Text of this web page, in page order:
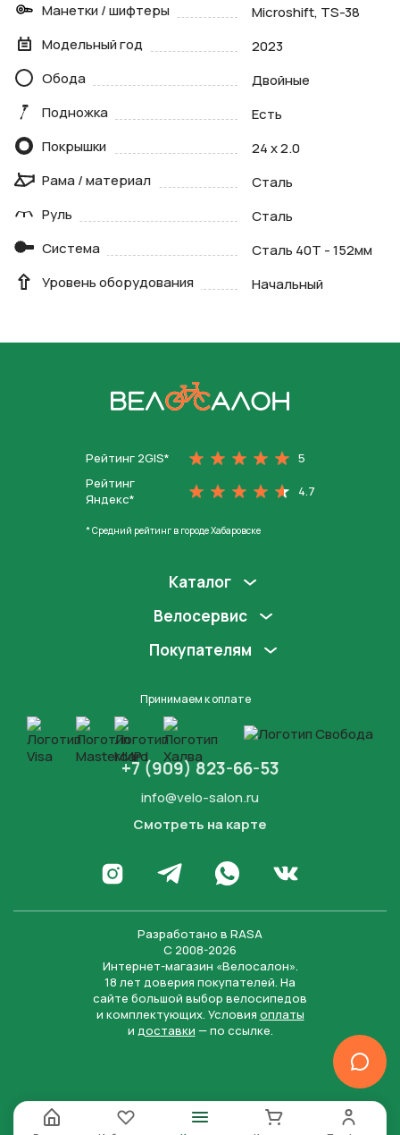
Манетки / шифтеры
Microshift, TS-38
Модельный год
2023
Обода
Двойные
Подножка
Есть
Покрышки
24 x 2.0
Рама / материал
Сталь
Руль
Сталь
Система
Сталь 40T - 152мм
Уровень оборудования
Начальный
Рейтинг 2GIS*
5
Рейтинг
Яндекс*
4.7
* Средний рейтинг в городе Хабаровске
Каталог
Велосервис
Покупателям
Принимаем к оплате
+7 (909) 823-66-53
info@velo-salon.ru
Смотреть на карте
Перейти в Инстаграм
Написать в Телеграм
Написать в WhatsApp
Перейти во
Разработано в RASA
С 2008-2026
Интернет-магазин «Велосалон».
18 лет доверия покупателей. На
сайте большой выбор велосипедов
и комплектующих. Условия оплаты
и доставки — по ссылке.
Нажимая на кнопку “Отправить заявку”, вы даете
согласие на обработку персональных данных и